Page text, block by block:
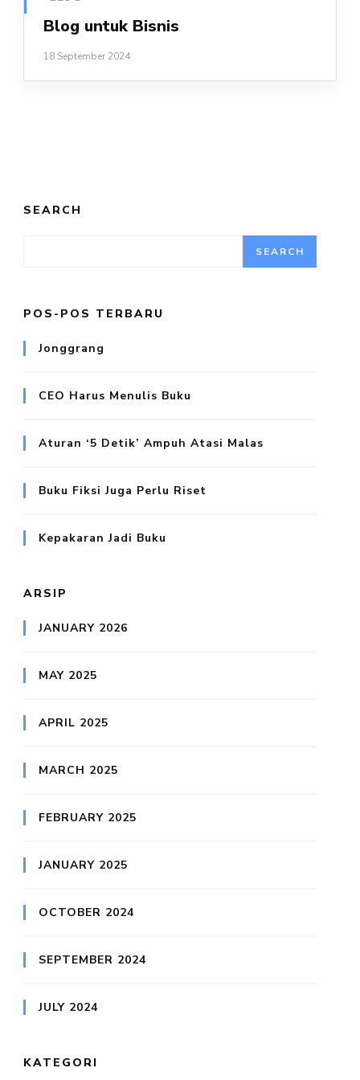
Blog untuk Bisnis
18 September 2024
SEARCH
SEARCH
POS-POS TERBARU
Jonggrang
CEO Harus Menulis Buku
Aturan ‘5 Detik’ Ampuh Atasi Malas
Buku Fiksi Juga Perlu Riset
Kepakaran Jadi Buku
ARSIP
JANUARY 2026
MAY 2025
APRIL 2025
MARCH 2025
FEBRUARY 2025
JANUARY 2025
OCTOBER 2024
SEPTEMBER 2024
JULY 2024
KATEGORI